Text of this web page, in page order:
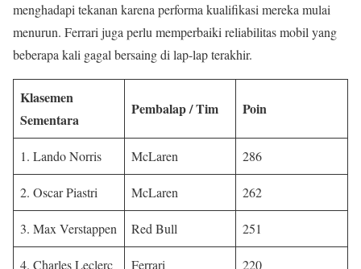
menghadapi tekanan karena performa kualifikasi mereka mulai
menurun. Ferrari juga perlu memperbaiki reliabilitas mobil yang
beberapa kali gagal bersaing di lap-lap terakhir.
Klasemen
Sementara
Pembalap / Tim Poin
1. Lando Norris McLaren 286
2. Oscar Piastri McLaren 262
3. Max Verstappen Red Bull 251
4. Charles Leclerc Ferrari 220